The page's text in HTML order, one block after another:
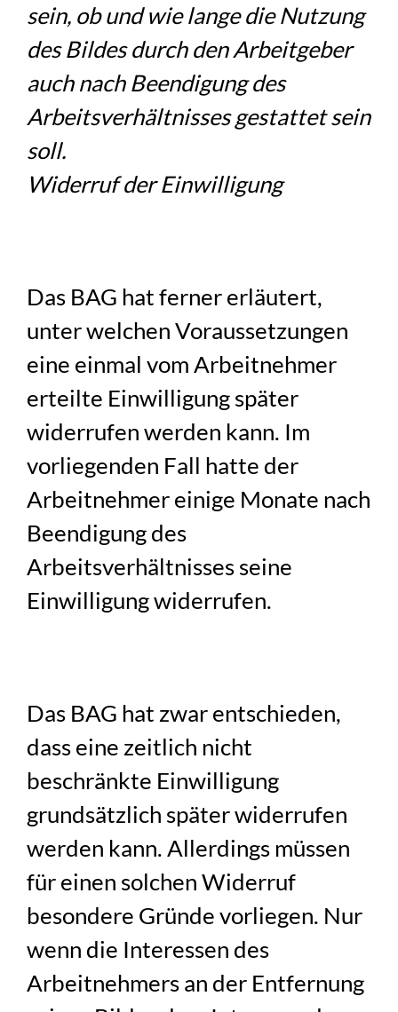
sein, ob und wie lange die Nutzung
des Bildes durch den Arbeitgeber
auch nach Beendigung des
Arbeitsverhältnisses gestattet sein
soll.
Widerruf der Einwilligung
Das BAG hat ferner erläutert,
unter welchen Voraussetzungen
eine einmal vom Arbeitnehmer
erteilte Einwilligung später
widerrufen werden kann. Im
vorliegenden Fall hatte der
Arbeitnehmer einige Monate nach
Beendigung des
Arbeitsverhältnisses seine
Einwilligung widerrufen.
Das BAG hat zwar entschieden,
dass eine zeitlich nicht
beschränkte Einwilligung
grundsätzlich später widerrufen
werden kann. Allerdings müssen
für einen solchen Widerruf
besondere Gründe vorliegen. Nur
wenn die Interessen des
Arbeitnehmers an der Entfernung